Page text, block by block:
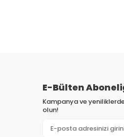
E-Bülten
Kampanya ve
olun!